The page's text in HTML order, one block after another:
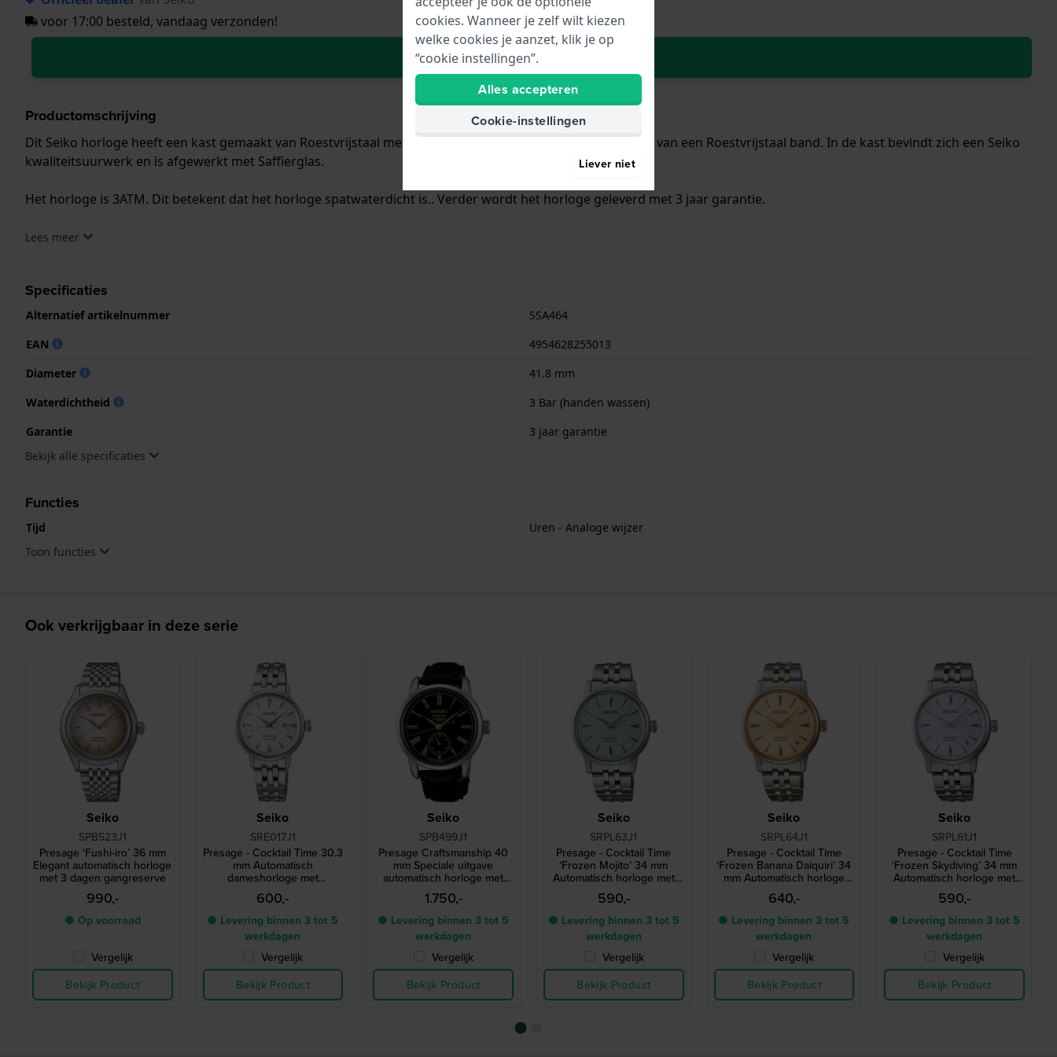
voor 17:00 besteld, vandaag verzonden!
In Winkelwagen
Productomschrijving
Dit Seiko horloge heeft een kast gemaakt van Roestvrijstaal met een diameter van 41.8 mm en is voorzien van een Roestvrijstaal band. In de kast bevindt zich een Seiko
kwaliteitsuurwerk en is afgewerkt met Saffierglas.
Het horloge is 3ATM. Dit betekent dat het horloge spatwaterdicht is.. Verder wordt het horloge geleverd met 3 jaar garantie.
.Lees meer
Specificaties
Alternatief artikelnummer
SSA464
EAN
4954628255013
Diameter
41.8 mm
Waterdichtheid
3 Bar (handen wassen)
Garantie
3 jaar garantie
Bekijk alle specificaties
Functies
Tijd
Uren - Analoge wijzer
Toon functies
Ook verkrijgbaar in deze serie
Seiko
SPB523J1
Presage ‘Fushi-iro’ 36 mm
Elegant automatisch horloge
met 3 dagen gangreserve
990,-
● Op voorraad
Vergelijk
Bekijk Product
Seiko
SRE017J1
Presage - Cocktail Time 30.3
mm Automatisch
dameshorloge met
gestructureerde wijzerplaat
en diamantenn
600,-
● Levering binnen 3 tot 5
werkdagen
Vergelijk
Bekijk Product
Seiko
SPB499J1
Presage Craftsmanship 40
mm Speciale uitgave
automatisch horloge met
unieke ‘Urushi’ lak
wijzerplaat
1.750,-
● Levering binnen 3 tot 5
werkdagen
Vergelijk
Bekijk Product
Seiko
SRPL63J1
Presage - Cocktail Time
‘Frozen Mojito’ 34 mm
Automatisch horloge met
cocktail geïnspireerd
ontwerp en 4 diamanten
indexen
590,-
● Levering binnen 3 tot 5
werkdagen
Vergelijk
Bekijk Product
Seiko
SRPL64J1
Presage - Cocktail Time
‘Frozen Banana Daiquiri’ 34
mm Automatisch horloge
met cocktail geïnspireerd
ontwerp en 4 diamanten
indexen
640,-
● Levering binnen 3 tot 5
werkdagen
Vergelijk
Bekijk Product
Seiko
SRPL61J1
Presage - Cocktail Time
‘Frozen Skydiving’ 34 mm
Automatisch horloge met
cocktail geïnspireerd
ontwerp en 4 diamanten
indexen
590,-
● Levering binnen 3 tot 5
werkdagen
Vergelijk
Bekijk Product
cookies. Wanneer je zelf wilt kiezen
welke cookies je aanzet, klik je op
“cookie instellingen”.
Alles accepteren
Cookie-instellingen
Liever niet